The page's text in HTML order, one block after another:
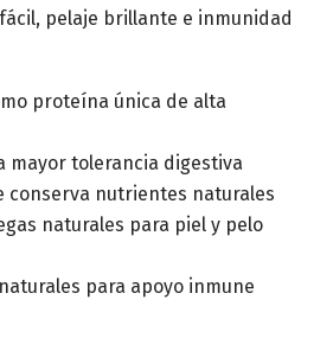
pelaje brillante e inmunidad
proteína única de alta
mayor tolerancia digestiva
conserva nutrientes naturales
naturales para piel y pelo
para apoyo inmune